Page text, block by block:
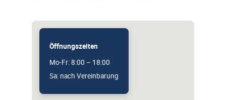
Öffnungszeiten
Mo-Fr: 8:00 – 18:00
Sa: nach Vereinbarung